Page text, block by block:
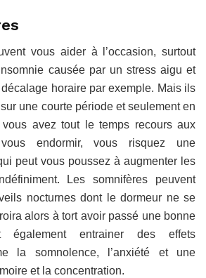
vous aider à l’occasion, surtout
causée par un stress aigu et
horaire par exemple. Mais ils
une courte période et seulement en
avez tout le temps recours aux
endormir, vous risquez une
peut vous poussez à augmenter les
Les somnifères peuvent
nocturnes dont le dormeur ne se
alors à tort avoir passé une bonne
également entrainer des effets
la somnolence, l’anxiété et une
et la concentration.